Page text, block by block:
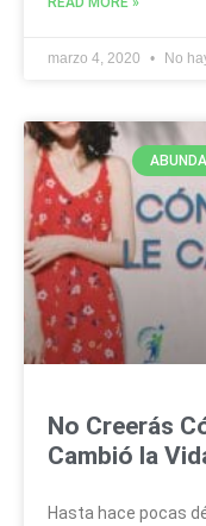
marzo 4, 2020 No
No Creerás
Cambió la
Hasta hace pocas